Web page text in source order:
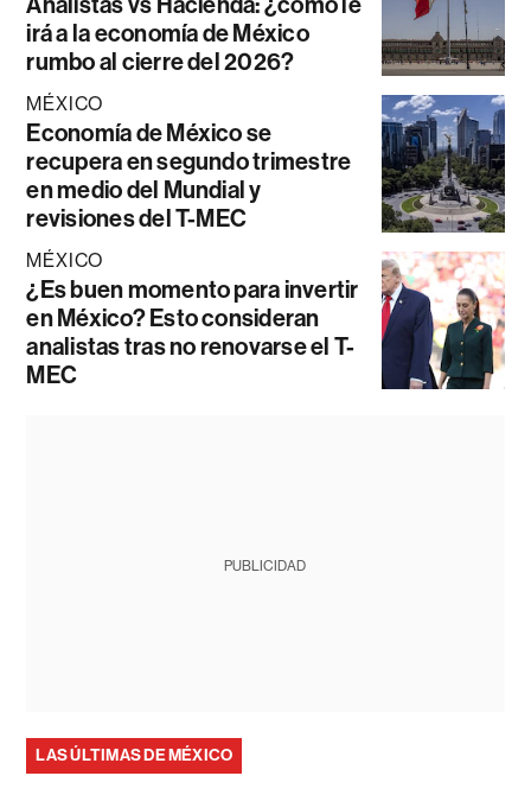
irá a la economía de México
rumbo al cierre del 2026?
MÉXICO
Economía de México se
recupera en segundo trimestre
en medio del Mundial y
revisiones del T-MEC
MÉXICO
¿Es buen momento para invertir
en México? Esto consideran
analistas tras no renovarse el T-
MEC
PUBLICIDAD
LAS ÚLTIMAS DE MÉXICO